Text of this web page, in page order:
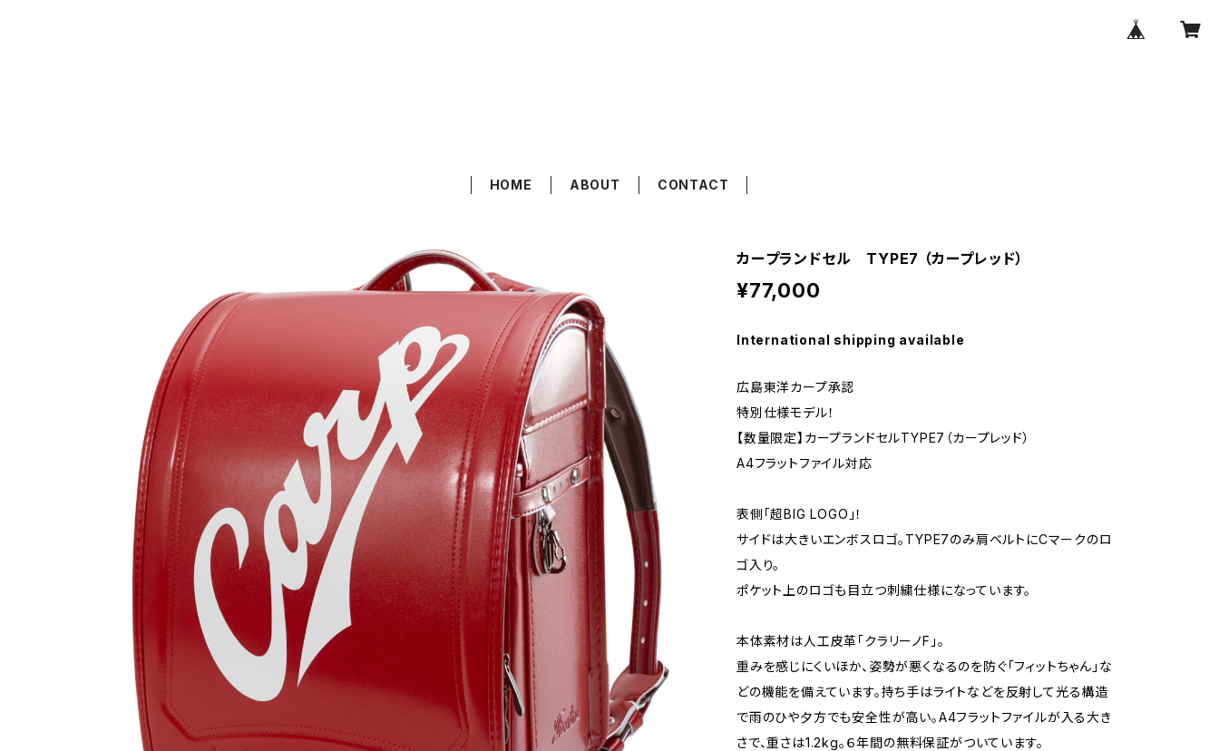
HOME ABOUT CONTACT
カープランドセル TYPE7 （カープレッド）
¥77,000
International shipping available
広島東洋カープ承認
特別仕様モデル！
【数量限定】カープランドセルTYPE7（カープレッド）
A4フラットファイル対応
表側「超BIG LOGO」！
サイドは大きいエンボスロゴ。TYPE7のみ肩ベルトにCマークのロ
ゴ入り。
ポケット上のロゴも目立つ刺繍仕様になっています。
本体素材は人工皮革「クラリーノF」。
重みを感じにくいほか、姿勢が悪くなるのを防ぐ「フィットちゃん」な
どの機能を備えています。持ち手はライトなどを反射して光る構造
で雨のひや夕方でも安全性が高い。A4フラットファイルが入る大き
さで、重さは1.2kg。６年間の無料保証がついています。